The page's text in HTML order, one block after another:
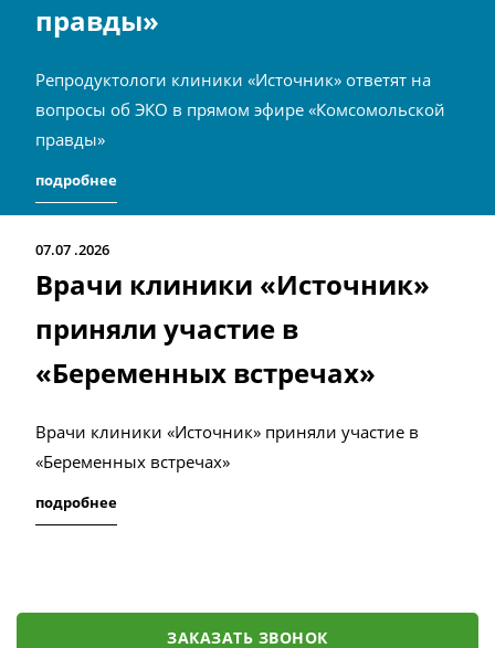
правды»
Репродуктологи клиники «Источник» ответят на
вопросы об ЭКО в прямом эфире «Комсомольской
правды»
подробнее
07.07 2026
Врачи клиники «Источник»
приняли участие в
«Беременных встречах»
Врачи клиники «Источник» приняли участие в
«Беременных встречах»
подробнее
ЗАКАЗАТЬ ЗВОНОК